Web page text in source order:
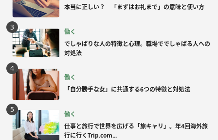
本当に正しい？ 「まずはお礼まで」の意味と使い方
働く
でしゃばりな人の特徴と心理。職場ででしゃばる人への
対処法
働く
「自分勝手な女」に共通する6つの特徴と対処法
働く
仕事と旅行で世界を広げる「旅キャリ」。年4回海外旅
行に行くTrip.com...